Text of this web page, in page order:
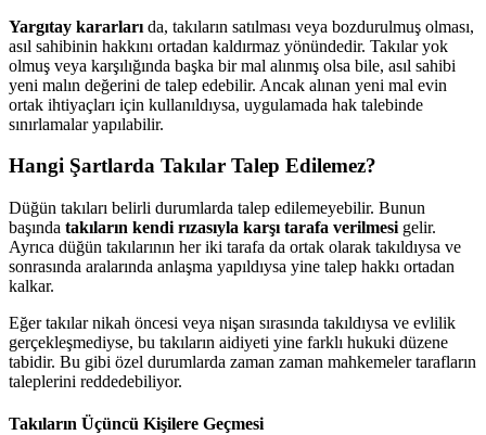
Yargıtay kararları da, takıların satılması veya bozdurulmuş olması,
asıl sahibinin hakkını ortadan kaldırmaz yönündedir. Takılar yok
olmuş veya karşılığında başka bir mal alınmış olsa bile, asıl sahibi
yeni malın değerini de talep edebilir. Ancak alınan yeni mal evin
ortak ihtiyaçları için kullanıldıysa, uygulamada hak talebinde
sınırlamalar yapılabilir.
Hangi Şartlarda Takılar Talep Edilemez?
Düğün takıları belirli durumlarda talep edilemeyebilir. Bunun
başında takıların kendi rızasıyla karşı tarafa verilmesi gelir.
Ayrıca düğün takılarının her iki tarafa da ortak olarak takıldıysa ve
sonrasında aralarında anlaşma yapıldıysa yine talep hakkı ortadan
kalkar.
Eğer takılar nikah öncesi veya nişan sırasında takıldıysa ve evlilik
gerçekleşmediyse, bu takıların aidiyeti yine farklı hukuki düzene
tabidir. Bu gibi özel durumlarda zaman zaman mahkemeler tarafların
taleplerini reddedebiliyor.
Takıların Üçüncü Kişilere Geçmesi